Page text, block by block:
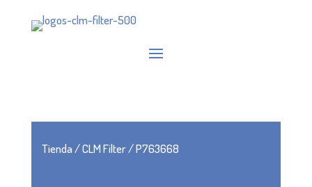
Tienda/CLM Filter/ P763668